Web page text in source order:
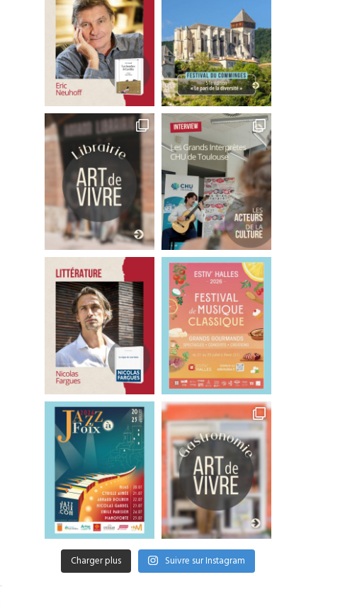
Charger plus Suivre sur Instagram